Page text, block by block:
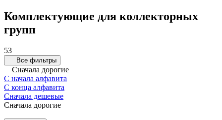
Комплектующие для коллекторных
групп
53
Все фильтры
Сначала дорогие
С начала алфавита
С конца алфавита
Сначала дешевые
Сначала дорогие